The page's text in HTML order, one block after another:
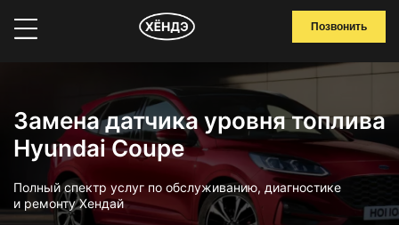
Позвонить
Замена датчика уровня топлива
Hyundai Coupe
Полный спектр услуг по обслуживанию, диагностике
и ремонту Хендай